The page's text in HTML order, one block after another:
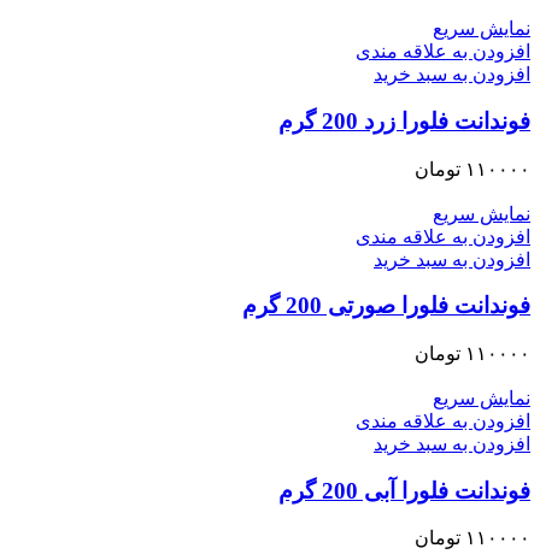
نمایش سریع
افزودن به علاقه مندی
افزودن به سبد خرید
فوندانت فلورا زرد 200 گرم
۱۱۰۰۰۰ تومان
نمایش سریع
افزودن به علاقه مندی
افزودن به سبد خرید
فوندانت فلورا صورتی 200 گرم
۱۱۰۰۰۰ تومان
نمایش سریع
افزودن به علاقه مندی
افزودن به سبد خرید
فوندانت فلورا آبی 200 گرم
۱۱۰۰۰۰ تومان